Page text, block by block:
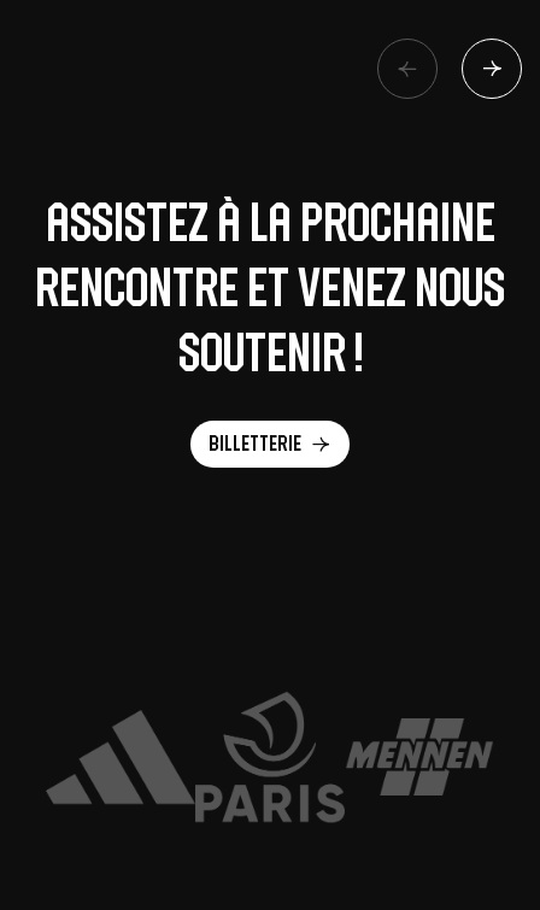
Assistez à la prochaine
rencontre et venez nous
soutenir !
Billetterie